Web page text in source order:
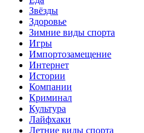
Звёзды
Здоровье
Зимние виды спорта
Игры
Импортозамещение
Интернет
Истории
Компании
Криминал
Культура
Лайфхаки
Летние виды спорта